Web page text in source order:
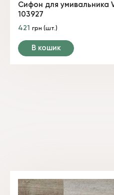
Сифон для умивальника
103927
421 грн (шт.)
В кошик